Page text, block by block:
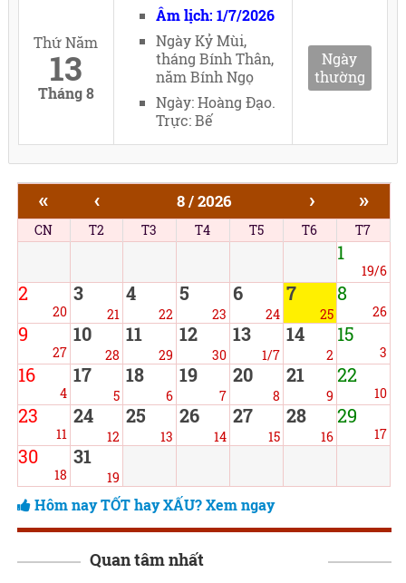
Thứ Năm
13
Tháng 8
Âm lịch: 1/7/2026
Ngày Kỷ Mùi,
tháng Bính Thân,
năm Bính Ngọ
Ngày: Hoàng Đạo.
Trực: Bế
Ngày
thường
« ‹ 8 / 2026 › »
CN T2 T3 T4 T5 T6 T7
1
19/6
2
20
3
21
4
22
5
23
6
24
7
25
8
26
9
27
10
28
11
29
12
30
13
1/7
14
2
15
3
16
4
17
5
18
6
19
7
20
8
21
9
22
10
23
11
24
12
25
13
26
14
27
15
28
16
29
17
30
18
31
19
Hôm nay TỐT hay XẤU? Xem ngay
Quan tâm nhất